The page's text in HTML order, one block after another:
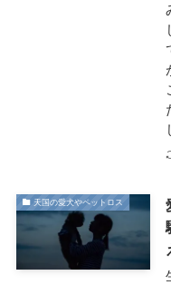
天国の愛犬やペットロス